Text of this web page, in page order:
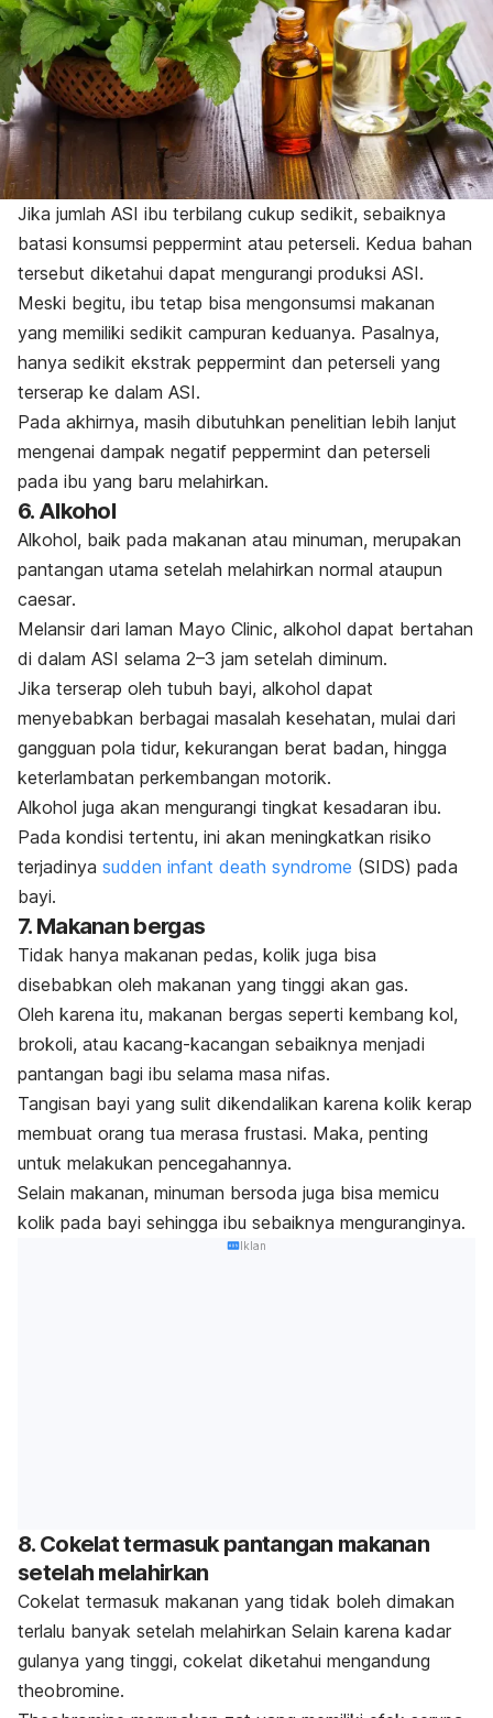
Jika jumlah ASI ibu terbilang cukup sedikit, sebaiknya
batasi konsumsi peppermint atau peterseli. Kedua bahan
tersebut diketahui dapat mengurangi produksi ASI.
Meski begitu, ibu tetap bisa mengonsumsi makanan
yang memiliki sedikit campuran keduanya. Pasalnya,
hanya sedikit ekstrak peppermint dan peterseli yang
terserap ke dalam ASI.
Pada akhirnya, masih dibutuhkan penelitian lebih lanjut
mengenai dampak negatif peppermint dan peterseli
pada ibu yang baru melahirkan.
6. Alkohol
Alkohol, baik pada makanan atau minuman, merupakan
pantangan utama setelah melahirkan normal ataupun
caesar.
Melansir dari laman Mayo Clinic, alkohol dapat bertahan
di dalam ASI selama 2–3 jam setelah diminum.
Jika terserap oleh tubuh bayi, alkohol dapat
menyebabkan berbagai masalah kesehatan, mulai dari
gangguan pola tidur, kekurangan berat badan, hingga
keterlambatan perkembangan motorik.
Alkohol juga akan mengurangi tingkat kesadaran ibu.
Pada kondisi tertentu, ini akan meningkatkan risiko
terjadinya sudden infant death syndrome (SIDS) pada
bayi.
7. Makanan bergas
Tidak hanya makanan pedas, kolik juga bisa
disebabkan oleh makanan yang tinggi akan gas.
Oleh karena itu, makanan bergas seperti kembang kol,
brokoli, atau kacang-kacangan sebaiknya menjadi
pantangan bagi ibu selama masa nifas.
Tangisan bayi yang sulit dikendalikan karena kolik kerap
membuat orang tua merasa frustasi. Maka, penting
untuk melakukan pencegahannya.
Selain makanan, minuman bersoda juga bisa memicu
kolik pada bayi sehingga ibu sebaiknya menguranginya.
Iklan
8. Cokelat termasuk pantangan makanan
setelah melahirkan
Cokelat termasuk makanan yang tidak boleh dimakan
terlalu banyak setelah melahirkan Selain karena kadar
gulanya yang tinggi, cokelat diketahui mengandung
theobromine.